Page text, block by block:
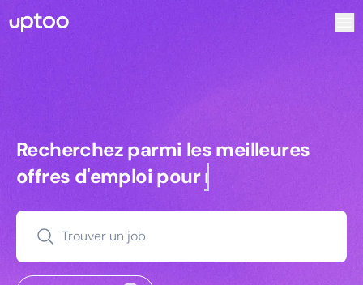
Recherchez parmi les meilleures
Recherchez parmi les meilleures
offres d'emploi pourcommerciaux
Trouver un job